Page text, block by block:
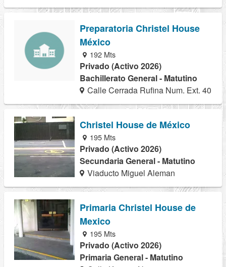
Preparatoria Christel House
México
192 Mts
Privado (Activo 2026)
Bachillerato General - Matutino
Calle Cerrada Rufina Num. Ext. 40
Christel House de México
195 Mts
Privado (Activo 2026)
Secundaria General - Matutino
Viaducto Miguel Aleman
Primaria Christel House de
Mexico
195 Mts
Privado (Activo 2026)
Primaria General - Matutino